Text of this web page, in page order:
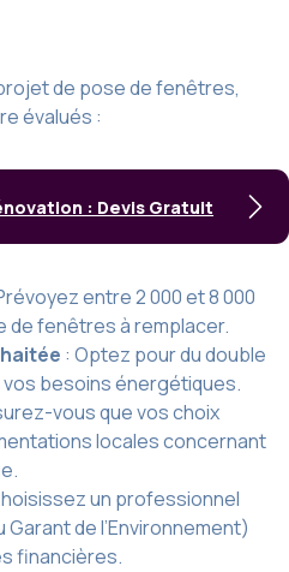
de pose de fenêtres,
évalués :
: Devis Gratuit
entre 2 000 et 8 000
de fenêtres à remplacer.
: Optez pour du double
besoins énergétiques.
vous que vos choix
locales concernant
un professionnel
de l’Environnement)
financières.